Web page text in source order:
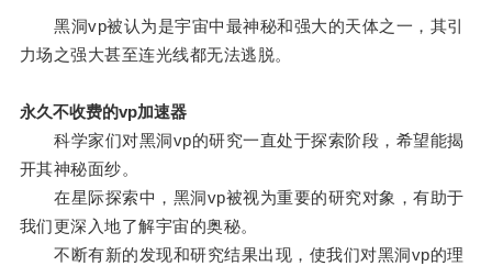
黑洞vp被认为是宇宙中最神秘和强大的天体之一，其引
力场之强大甚至连光线都无法逃脱。
永久不收费的vp加速器
科学家们对黑洞vp的研究一直处于探索阶段，希望能揭
开其神秘面纱。
在星际探索中，黑洞vp被视为重要的研究对象，有助于
我们更深入地了解宇宙的奥秘。
不断有新的发现和研究结果出现，使我们对黑洞vp的理